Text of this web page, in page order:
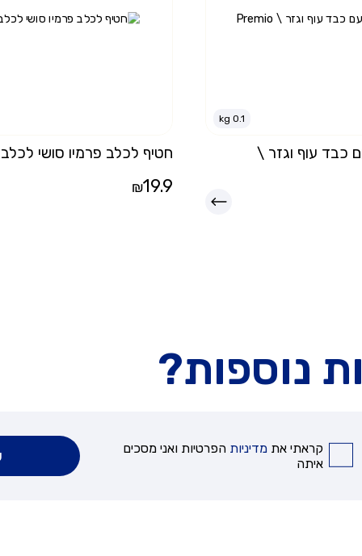
עם כבד עוף וגזר \
0.1
kg
חטיף לכלב פרמיו סושי לכלב 100 גרם \ Premio
19.9
₪
נוספות?
קראתי אתמדיניות הפרטיות ואני מסכים
איתה